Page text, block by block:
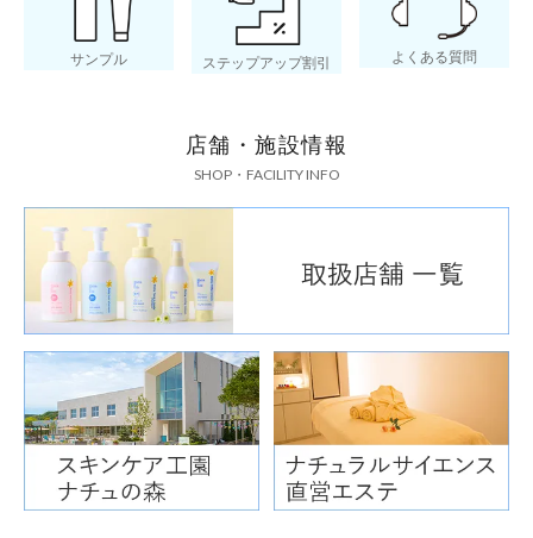
サンプル ステップアップ割引 よくある質問
店舗・施設情報
SHOP・FACILITY INFO